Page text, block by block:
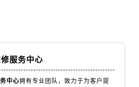
服务中心
中心拥有专业团队，致力于为客户提